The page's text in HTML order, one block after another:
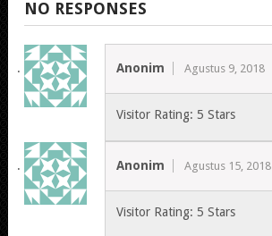
NO RESPONSES
Anonim Agustus 9, 2018
Visitor Rating: 5 Stars
Anonim Agustus 15, 2018
Visitor Rating: 5 Stars